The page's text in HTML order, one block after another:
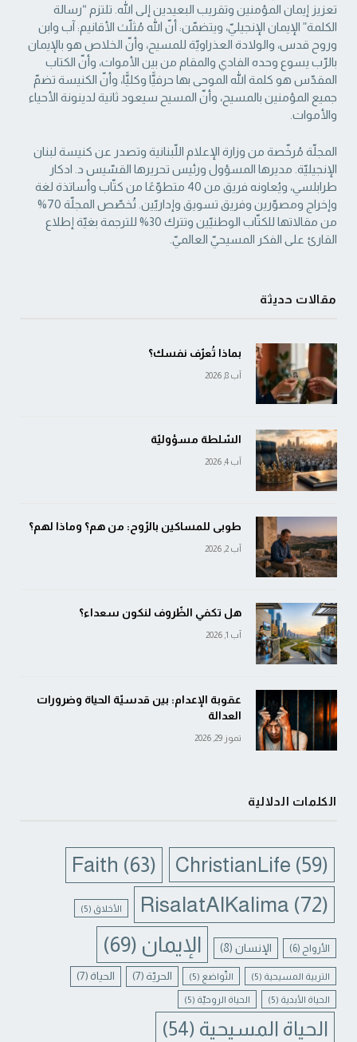
تعزيز إيمان المؤمنين وتقريب البعيدين إلى الله. تلتزم “رسالة
‏الكلمة” الإيمان الإنجيليّ، ويتضمّن: أنّ الله مُثلّث الأقانيم: آب وابن
وروح قدس، والولادة العذراويّة ‏للمسيح، وأنّ الخلاص هو بالإيمان
بالرّب يسوع وحده الفادي والمقام من بين الأموات، وأنّ الكتاب
‏المقدّس هو كلمة الله الموحى بها حرفيًّا وكليًّا، وأنّ الكنيسة تضمّ
جميع المؤمنين بالمسيح، وأنّ المسيح ‏سيعود ثانية لدينونة الأحياء
والأموات. ‏
المجلّة مُرخّصة من وزارة الإعلام اللّبنانية وتصدر عن كنيسة لبنان
الإنجيليّة. مديرها المسؤول ‏ورئيس تحريرها القسّيس د. ادكار
طرابلسي، ويُعاونه فريق من 40 متطوّعًا من كتّاب وأساتذة لغة
‏وإخراج ومصوّرين وفريق تسويق وإداريّين. تُخصّص المجلّة 70%
من مقالاتها للكتّاب الوطنيّين ‏وتترك 30% للترجمة بغيّة إطلاع
القارئ على الفكر المسيحيّ العالميّ.‏
مقالات حديثة
بماذا تُعرّف نفسك؟
آب 8, 2026
السّلطة مسؤوليّة
آب 4, 2026
طوبى للمساكين بالرّوح: من هم؟ وماذا لهم؟
آب 2, 2026
هل تكفي الظّروف لنكون سعداء؟
آب 1, 2026
عقوبة الإعدام: بين قدسيّة الحياة وضرورات
العدالة
تموز 29, 2026
الكلمات الدلالية
ChristianLife (59)
Faith (63)
RisalatAlKalima (72) الأخلاق (5)
الأرواح (6) الإنسان(8) الإيمان (69)
التربية المسيحية (5) التّواضع (5) الحريّة (7) الحياة (7)
الحياة الأبدية (5) الحياة الروحيّة (5)
الحياة المسيحية (54)